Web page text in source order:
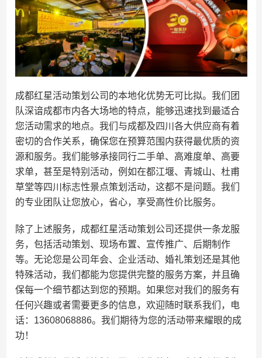
成都红星活动策划公司的本地化优势无可比拟。我们团
队深谙成都市内各大场地的特点，能够迅速找到最适合
您活动需求的地点。我们与成都及四川各大供应商有着
密切的合作关系，确保您在预算范围内获得最优质的资
源和服务。我们能够承接同行二手单、高难度单、高要
求单，甚至是特别活动，例如在都江堰、青城山、杜甫
草堂等四川标志性景点策划活动，这都不是问题。我们
的专业团队让您放心，省心，享受高性价比服务。
除了上述服务，成都红星活动策划公司还提供一条龙服
务，包括活动策划、现场布置、宣传推广、后期制作
等。无论您是公司年会、企业活动、婚礼策划还是其他
特殊活动，我们都能为您提供完整的服务方案，并且确
保每一个细节都达到您的预期。如果您对我们的服务有
任何兴趣或者需要更多的信息，欢迎随时联系我们，电
话：13608068886。我们期待为您的活动带来耀眼的成
功！